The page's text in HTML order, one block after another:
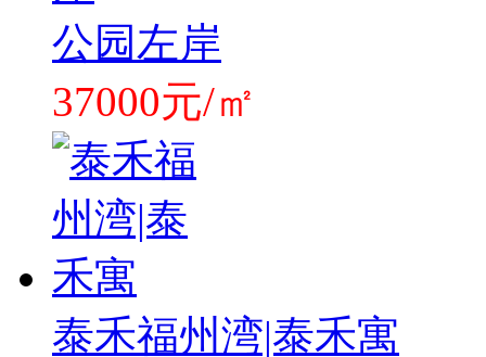
公园左岸
37000元/㎡
泰禾福州湾|泰禾寓